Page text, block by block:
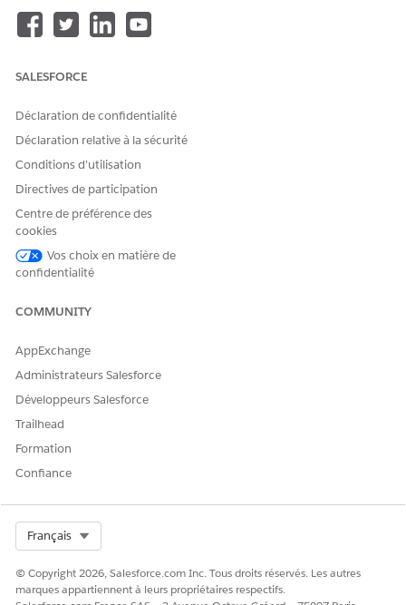
Disponible avec : Éditions
Unlimited
dans lesquelles Financial Services Cloud est
Pour cloner l'Omniscript
Relevé de décaissement de
demande de prêt :
Dans le Lanceur d'application, recherchez et sélectionnez
OmniScripts.
Sélectionnez
Cliquez surNouvelle version
Cliquez sur
CET ARTICLE A-T-IL RÉSOLU VOTRE PROBLÈME ?
SALESFORCE
Déclaration de confidentialité
Déclaration relative à la sécurité
Conditions d’utilisation
Directives de participation
Centre de préférence des
cookies
Vos choix en matière de
confidentialité
COMMUNITY
AppExchange
Administrateurs Salesforce
Développeurs Salesforce
Trailhead
Formation
Confiance
Français
© Copyright 2026, Salesforce.com Inc. Tous droits réservés. Les autres
marques appartiennent à leurs propriétaires respectifs.